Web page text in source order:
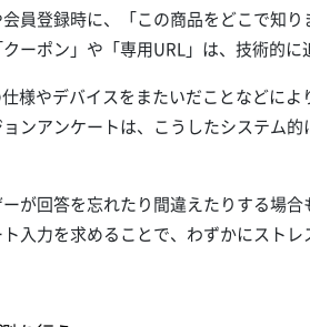
員登録時に、「この商品をどこで知
ーポン」や「専用URL」は、技術的に
様やデバイスをまたいだことなどに
ンアンケートは、こうしたシステム
が回答を忘れたり間違えたりする場
入力を求めることで、わずかにスト